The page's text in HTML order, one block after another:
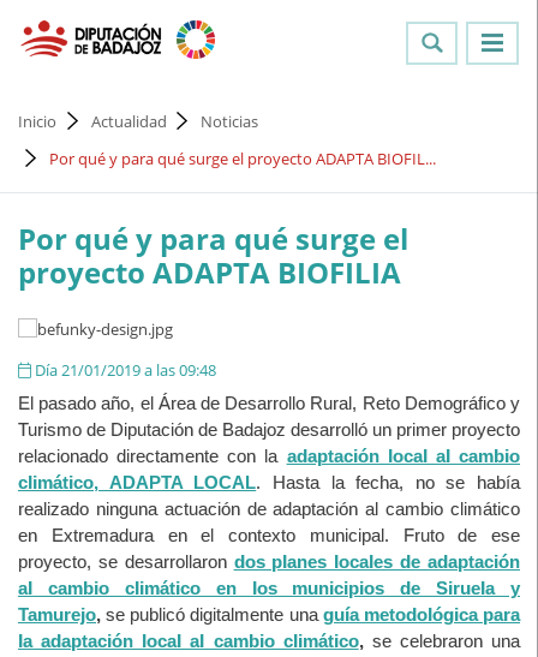
Inicio Actualidad
Noticias
Por qué y para qué surge el proyecto ADAPTA BIOFIL...
Por qué y para qué surge el
proyecto ADAPTA BIOFILIA
Día 21/01/2019 a las 09:48
El pasado año, el Área de Desarrollo Rural, Reto Demográfico y
Turismo de Diputación de Badajoz desarrolló un primer proyecto
relacionado directamente con la adaptación local al cambio
climático, ADAPTA LOCAL. Hasta la fecha, no se había
realizado ninguna actuación de adaptación al cambio climático
en Extremadura en el contexto municipal. Fruto de ese
proyecto, se desarrollaron dos planes locales de adaptación
al cambio climático en los municipios de Siruela y
Tamurejo,se publicó digitalmente una guía metodológica para
la adaptación local al cambio climático,se celebraron una